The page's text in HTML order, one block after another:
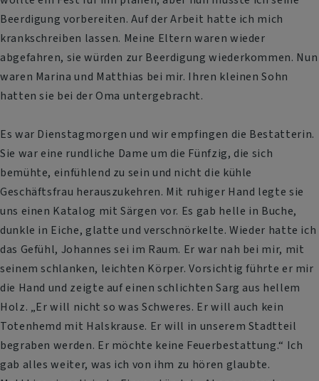
Beerdigung vorbereiten. Auf der Arbeit hatte ich mich
krankschreiben lassen. Meine Eltern waren wieder
abgefahren, sie würden zur Beerdigung wiederkommen. Nun
waren Marina und Matthias bei mir. Ihren kleinen Sohn
hatten sie bei der Oma untergebracht.
Es war Dienstagmorgen und wir empfingen die Bestatterin.
Sie war eine rundliche Dame um die Fünfzig, die sich
bemühte, einfühlend zu sein und nicht die kühle
Geschäftsfrau herauszukehren. Mit ruhiger Hand legte sie
uns einen Katalog mit Särgen vor. Es gab helle in Buche,
dunkle in Eiche, glatte und verschnörkelte. Wieder hatte ich
das Gefühl, Johannes sei im Raum. Er war nah bei mir, mit
seinem schlanken, leichten Körper. Vorsichtig führte er mir
die Hand und zeigte auf einen schlichten Sarg aus hellem
Holz. „Er will nicht so was Schweres. Er will auch kein
Totenhemd mit Halskrause. Er will in unserem Stadtteil
begraben werden. Er möchte keine Feuerbestattung.“ Ich
gab alles weiter, was ich von ihm zu hören glaubte.